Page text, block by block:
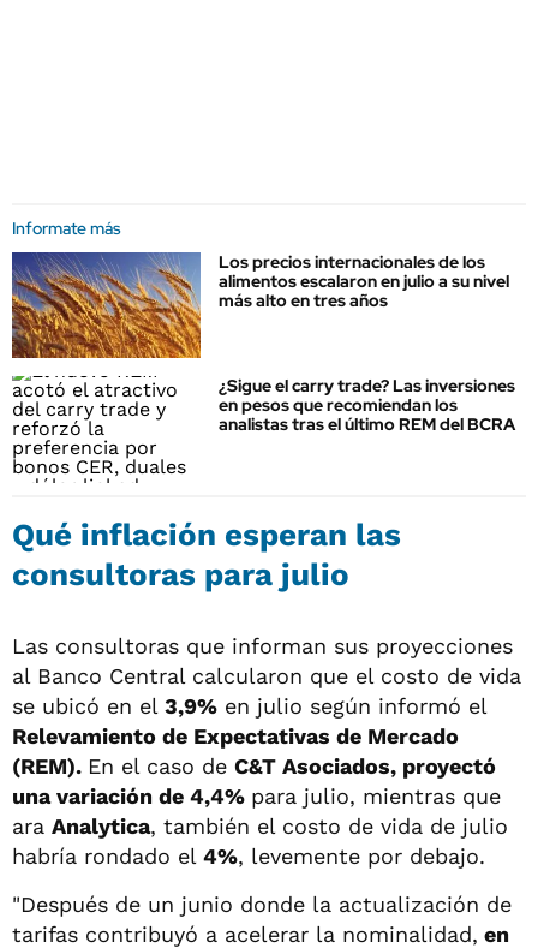
Informate más
Los precios internacionales de los
alimentos escalaron en julio a su nivel
más alto en tres años
¿Sigue el carry trade? Las inversiones
en pesos que recomiendan los
analistas tras el último REM del BCRA
Qué inflación esperan las
consultoras para julio
Las consultoras que informan sus proyecciones
al Banco Central calcularon que el costo de vida
se ubicó en el 3,9% en julio según informó el
Relevamiento de Expectativas de Mercado
(REM). En el caso de C&T Asociados, proyectó
una variación de 4,4% para julio, mientras que
ara Analytica, también el costo de vida de julio
habría rondado el 4%, levemente por debajo.
"Después de un junio donde la actualización de
tarifas contribuyó a acelerar la nominalidad, en